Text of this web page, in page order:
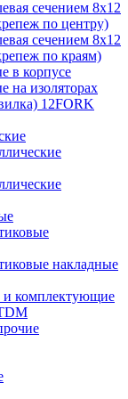
сечением 8х12
по центру)
сечением 8х12
по краям)
в корпусе
изоляторах
12FORK
накладные
и комплектующие